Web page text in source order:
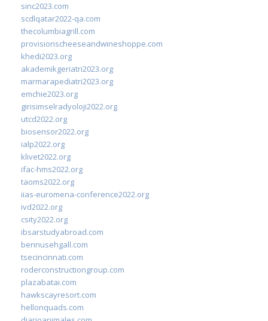
sinc2023.com
scdlqatar2022-qa.com
thecolumbiagrill.com
provisionscheeseandwineshoppe.com
khedi2023.org
akademikgeriatri2023.org
marmarapediatri2023.org
emchie2023.org
girisimselradyoloji2022.org
utcd2022.org
biosensor2022.org
ialp2022.org
klivet2022.org
ifac-hms2022.org
taoms2022.org
iias-euromena-conference2022.org
ivd2022.org
csity2022.org
ibsarstudyabroad.com
bennusehgall.com
tsecincinnati.com
roderconstructiongroup.com
plazabatai.com
hawkscayresort.com
hellonquads.com